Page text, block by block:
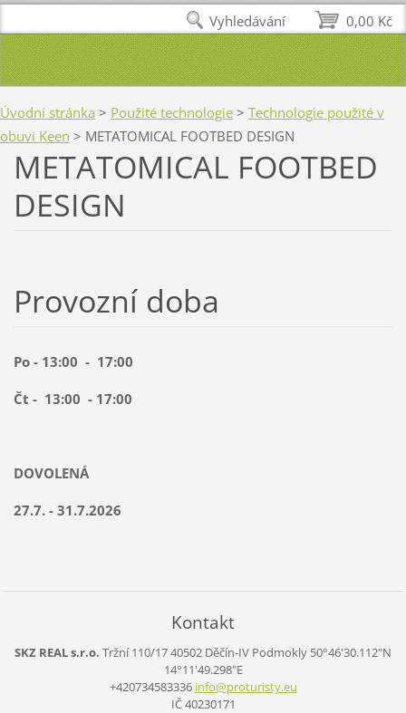
Úvodní stránka > Použité technologie > Technologie použité v
obuvi Keen > METATOMICAL FOOTBED DESIGN
METATOMICAL FOOTBED
DESIGN
Provozní doba
Po - 13:00 - 17:00
Čt - 13:00 - 17:00
DOVOLENÁ
27.7. - 31.7.2026
Kontakt
SKZ REAL s.r.o. Tržní 110/1740502 Děčín-IV Podmokly 50°46'30.112"N
14°11'49.298"E
+420734583336 info@proturisty.eu
IČ 40230171
0,00 Kč
Vyhledávání